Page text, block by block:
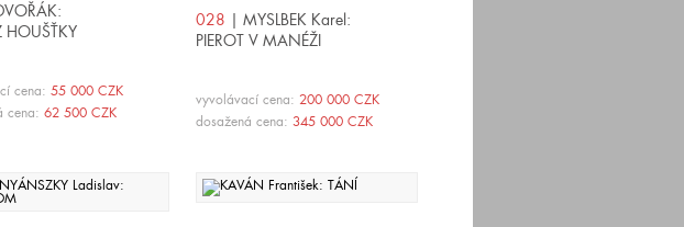
HOUŠŤKY
cena: 55 000 CZK
cena: 62 500 CZK
028 | MYSLBEK Karel:
PIEROT V MANÉŽI
vyvolávací cena: 200 000 CZK
dosažená cena: 345 000 CZK